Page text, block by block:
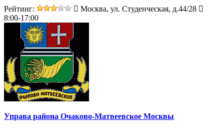
Рейтинг:
Москва, ул. Студенческая, д.44/28
8:00-17:00
Управа района Очаково-Матвеевское Москвы